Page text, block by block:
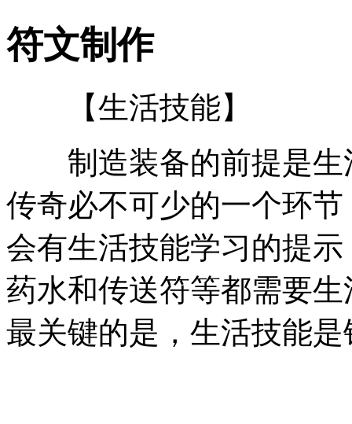
符文制作
【生活技能】
制造装备的前提是生
传奇必不可少的一个环
会有生活技能学习的提
药水和传送符等都需要
最关键的是，生活技能